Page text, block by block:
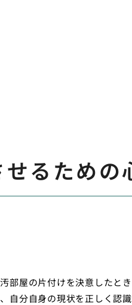
るための
部屋の片付けを決意したと
自分自身の現状を正しく認